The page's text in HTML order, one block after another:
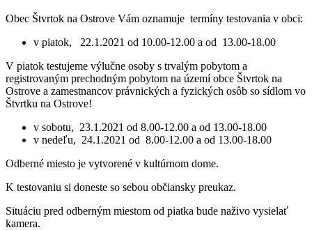
Obec Štvrtok na Ostrove Vám oznamuje termíny testovania v obci:
v piatok, 22.1.2021 od 10.00-12.00 a od 13.00-18.00
V piatok testujeme výlučne osoby s trvalým pobytom a
registrovaným prechodným pobytom na území obce Štvrtok na
Ostrove a zamestnancov právnických a fyzických osôb so sídlom vo
Štvrtku na Ostrove!
v sobotu, 23.1.2021 od 8.00-12.00 a od 13.00-18.00
v nedeľu, 24.1.2021 od 8.00-12.00 a od 13.00-18.00
Odberné miesto je vytvorené v kultúrnom dome.
K testovaniu si doneste so sebou občiansky preukaz.
Situáciu pred odberným miestom od piatka bude naživo vysielať
kamera.